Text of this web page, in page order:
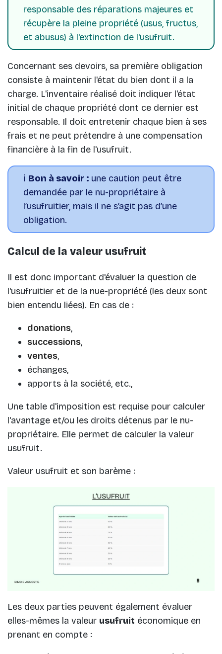
responsable des réparations majeures et
récupère la pleine propriété (usus, fructus,
et abusus) à l'extinction de l'usufruit.
Concernant ses devoirs, sa première obligation
consiste à maintenir l'état du bien dont il a la
charge. L'inventaire réalisé doit indiquer l'état
initial de chaque propriété dont ce dernier est
responsable. Il doit entretenir chaque bien à ses
frais et ne peut prétendre à une compensation
financière à la fin de l'usufruit.
ℹ️ Bon à savoir : une caution peut être
demandée par le nu-propriétaire à
l’usufruitier, mais il ne s’agit pas d’une
obligation.
Calcul de la valeur usufruit
Il est donc important d'évaluer la question de
l'usufruitier et de la nue-propriété (les deux sont
bien entendu liées). En cas de :
donations,
successions,
ventes,
échanges,
apports à la société, etc.,
Une table d'imposition est requise pour calculer
l'avantage et/ou les droits détenus par le nu-
propriétaire. Elle permet de calculer la valeur
usufruit.
Valeur usufruit et son barème :
Les deux parties peuvent également évaluer
elles-mêmes la valeur usufruit économique en
prenant en compte :